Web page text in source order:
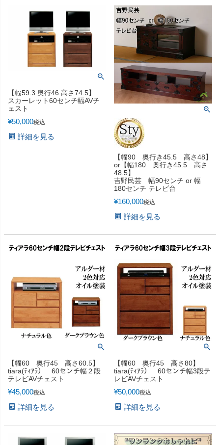
【幅59.3 奥行46 高さ74.5】
スカーレット60センチ幅AVチ
ェスト
¥50,000税込
詳細を見る
【幅90 奥行き45.5 高さ48】
or【幅180 奥行き45.5 高さ
48.5】
吉野民芸 幅90センチ or 幅
180センチ テレビ台
¥160,000税込
詳細を見る
【幅60 奥行45 高さ60.5】
tiara(ﾃｨｱﾗ） 60センチ幅２段
テレビAVチェスト
¥45,000税込
詳細を見る
【幅60 奥行45 高さ80】
tiara(ﾃｨｱﾗ） 60センチ幅3段テ
レビAVチェスト
¥50,000税込
詳細を見る